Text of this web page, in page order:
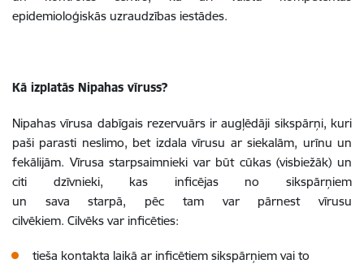
epidemioloģiskās uzraudzības iestādes.
Kā izplatās Nipahas vīruss?
Nipahas vīrusa dabīgais rezervuārs ir augļēdāji sikspārņi, kuri
paši parasti neslimo, bet izdala vīrusu ar siekalām, urīnu un
fekālijām. Vīrusa starpsaimnieki var būt cūkas (visbiežāk) un
citi dzīvnieki, kas inficējas no sikspārņiem
un sava starpā, pēc tam var pārnest vīrusu
cilvēkiem. Cilvēks var inficēties:
tieša kontakta laikā ar inficētiem sikspārņiem vai to